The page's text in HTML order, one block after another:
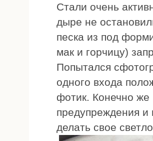
Стали очень
дыре не
песка из под
мак и горчицу)
Попытался
одного входа
фотик. Конечно же
предупреждения
делать свое